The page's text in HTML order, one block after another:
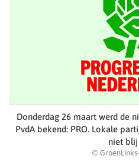
Donderdag 26 maart werd de
PvdA bekend: PRO. Lokale
niet blij
©